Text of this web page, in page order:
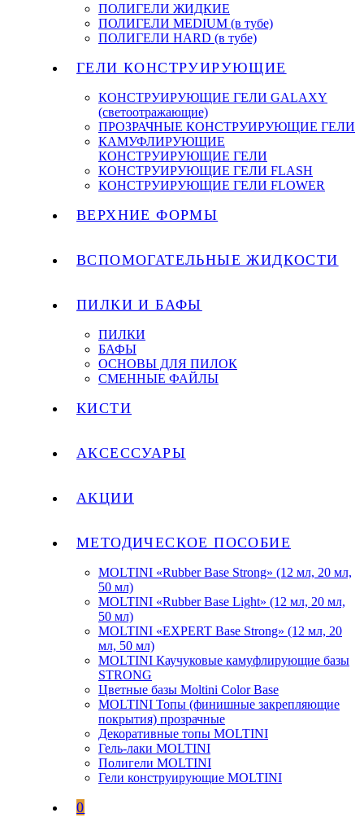
ПОЛИГЕЛИ ЖИДКИЕ
ПОЛИГЕЛИ MEDIUM (в тубе)
ПОЛИГЕЛИ HARD (в тубе)
ГЕЛИ КОНСТРУИРУЮЩИЕ
КОНСТРУИРУЮЩИЕ ГЕЛИ GALAXY
(светоотражающие)
ПРОЗРАЧНЫЕ КОНСТРУИРУЮЩИЕ ГЕЛИ
КАМУФЛИРУЮЩИЕ
КОНСТРУИРУЮЩИЕ ГЕЛИ
КОНСТРУИРУЮЩИЕ ГЕЛИ FLASH
КОНСТРУИРУЮЩИЕ ГЕЛИ FLOWER
ВЕРХНИЕ ФОРМЫ
ВСПОМОГАТЕЛЬНЫЕ ЖИДКОСТИ
ПИЛКИ И БАФЫ
ПИЛКИ
БАФЫ
ОСНОВЫ ДЛЯ ПИЛОК
СМЕННЫЕ ФАЙЛЫ
КИСТИ
АКСЕССУАРЫ
АКЦИИ
МЕТОДИЧЕСКОЕ ПОСОБИЕ
MOLTINI «Rubber Base Strong» (12 мл, 20 мл,
50 мл)
MOLTINI «Rubber Base Light» (12 мл, 20 мл,
50 мл)
MOLTINI «EXPERT Base Strong» (12 мл, 20
мл, 50 мл)
MOLTINI Каучуковые камуфлирующие базы
STRONG
Цветные базы Moltini Color Base
MOLTINI Топы (финишные закрепляющие
покрытия) прозрачные
Декоративные топы MOLTINI
Гель-лаки MOLTINI
Полигели MOLTINI
Гели конструирующие MOLTINI
0